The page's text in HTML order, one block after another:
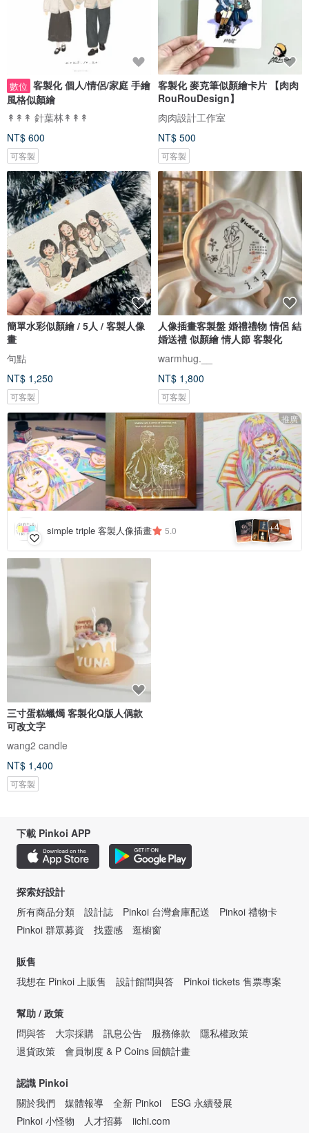
數位 客製化 個人/情侶/家庭 手繪
風格似顏繪
↟↟↟ 針葉林↟↟↟
NT$ 600
可客製
客製化 麥克筆似顏繪卡片 【肉肉
RouRouDesign】
肉肉設計工作室
NT$ 500
可客製
簡單水彩似顏繪 / 5人 / 客製人像
畫
句點
NT$ 1,250
可客製
人像插畫客製盤 婚禮禮物 情侶 結
婚送禮 似顏繪 情人節 客製化
warmhug.__
NT$ 1,800
可客製
推廣
simple triple 客製人像插畫 5.0 +4
三寸蛋糕蠟燭 客製化Q版人偶款
可改文字
wang2 candle
NT$ 1,400
可客製
下載 Pinkoi APP
探索好設計
所有商品分類
設計誌 Pinkoi 台灣倉庫配送
Pinkoi 禮物卡
Pinkoi 群眾募資
找靈感 逛櫥窗
販售
我想在 Pinkoi 上販售
設計館問與答 Pinkoi tickets 售票專案
幫助 / 政策
問與答
大宗採購 訊息公告 服務條款
隱私權政策
退貨政策
會員制度 & P Coins 回饋計畫
認識 Pinkoi
關於我們
媒體報導 全新 Pinkoi
ESG 永續發展
Pinkoi 小怪物
人才招募 iichi.com